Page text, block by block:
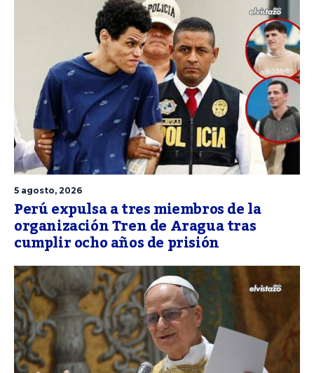
5 agosto, 2026
Perú expulsa a tres miembros de la
organización Tren de Aragua tras
cumplir ocho años de prisión